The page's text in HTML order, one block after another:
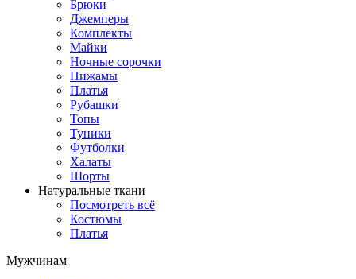
Брюки
Джемперы
Комплекты
Майки
Ночные сорочки
Пижамы
Платья
Рубашки
Топы
Туники
Футболки
Халаты
Шорты
Натуральные ткани
Посмотреть всё
Костюмы
Платья
Мужчинам